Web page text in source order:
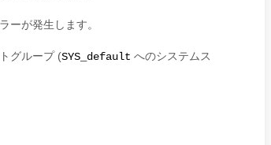
ーが発生します。
グループ (SYS_default へのシステムス